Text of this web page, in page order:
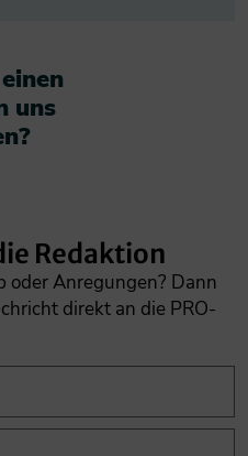
uns
Redaktion
oder Anregungen? Dann
direkt an die PRO-